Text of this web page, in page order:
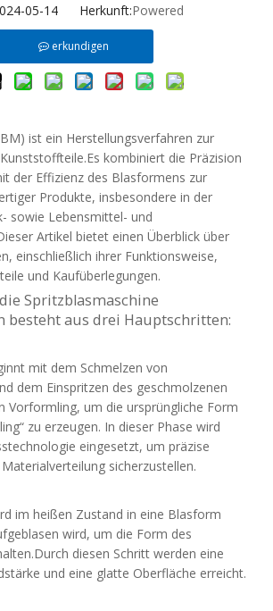
05-14 Herkunft:Powered
erkundigen
ist ein Herstellungsverfahren zur
kombiniert die Präzision
der Effizienz des Blasformens zur
Produkte, insbesondere in der
sowie Lebensmittel- und
Artikel bietet einen Überblick über
einschließlich ihrer Funktionsweise,
und Kaufüberlegungen.
Spritzblasmaschine
besteht aus drei Hauptschritten:
mit dem Schmelzen von
dem Einspritzen des geschmolzenen
Vorformling, um die ursprüngliche Form
zu erzeugen. In dieser Phase wird
eingesetzt, um präzise
sicherzustellen.
im heißen Zustand in eine Blasform
wird, um die Form des
diesen Schritt werden eine
und eine glatte Oberfläche erreicht.